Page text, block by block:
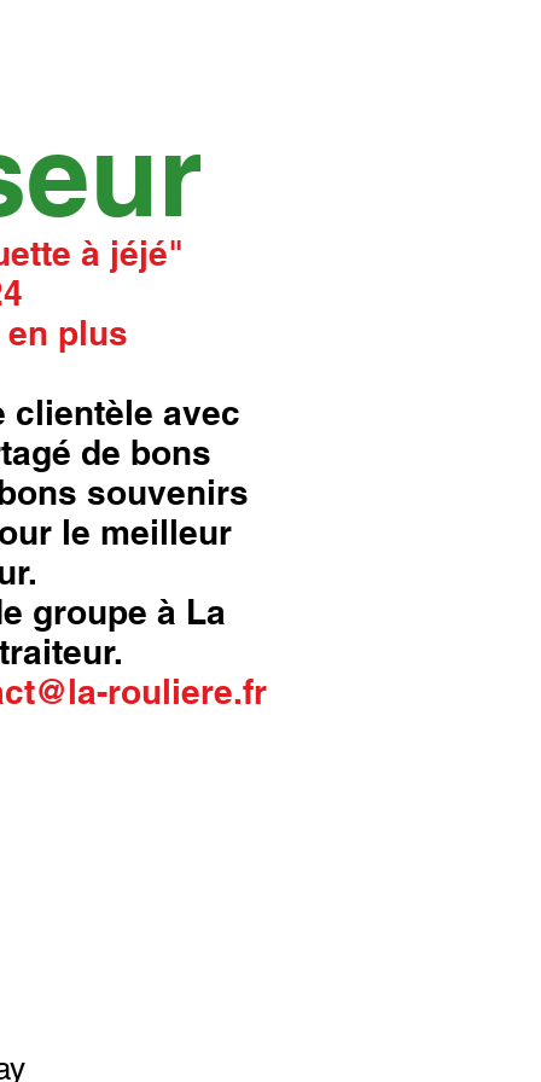
à jéjé"
plus
clientèle avec
de bons
souvenirs
le meilleur
groupe à La
rouliere.fr